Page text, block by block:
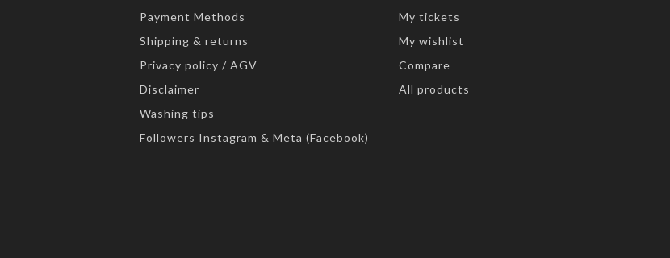
Payment Methods
Shipping & returns
Privacy policy / AGV
Disclaimer
Washing tips
Followers Instagram & Meta (Facebook)
My tickets
My wishlist
Compare
All products